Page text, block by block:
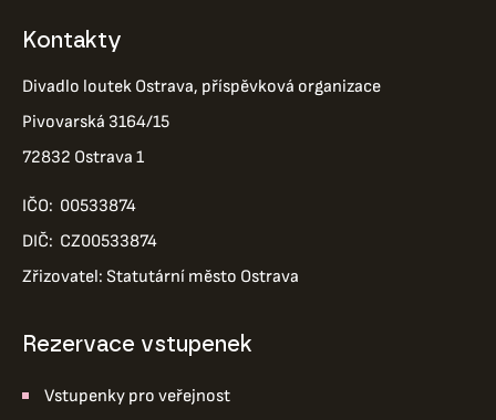
Kontakty
Divadlo loutek Ostrava, příspěvková organizace
Pivovarská 3164/15
72832 Ostrava 1
IČO: 00533874
DIČ: CZ00533874
Zřizovatel: Statutární město Ostrava
Rezervace vstupenek
Vstupenky pro veřejnost